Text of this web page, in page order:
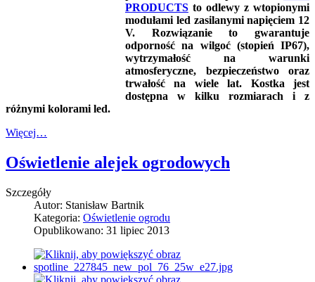
PRODUCTS to odlewy z wtopionymi
modułami led zasilanymi napięciem 12
V. Rozwiązanie to gwarantuje
odporność na wilgoć (stopień IP67),
wytrzymałość na warunki
atmosferyczne, bezpieczeństwo oraz
trwałość na wiele lat. Kostka jest
dostępna w kilku rozmiarach i z
różnymi kolorami led.
Więcej…
Oświetlenie alejek ogrodowych
Szczegóły
Autor: Stanisław Bartnik
Kategoria: Oświetlenie ogrodu
Opublikowano: 31 lipiec 2013